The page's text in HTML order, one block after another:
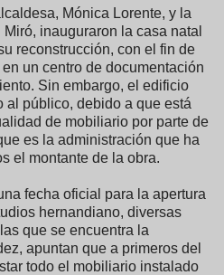
Mónica Lorente, y la
inauguraron la casa natal
reconstrucción, con el fin de
un centro de documentación
Sin embargo, el edificio
al público, debido a que está
de mobiliario por parte de
es la administración que ha
el montante de la obra.
fecha oficial para la apertura
hernandiano, diversas
que se encuentra la
apuntan que a primeros del
todo el mobiliario instalado